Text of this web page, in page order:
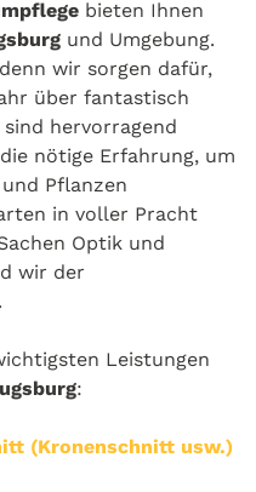
bieten Ihnen
und Umgebung.
wir sorgen dafür,
über fantastisch
hervorragend
nötige Erfahrung, um
Pflanzen
in voller Pracht
Optik und
wir der
Leistungen
:
(Kronenschnitt usw.)